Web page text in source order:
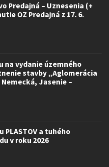
Predajná – Uznesenia (+
OZ Predajná z 17. 6.
na vydanie územného
stavby „Aglomerácia
Jasenie –
PLASTOV a tuhého
v roku 2026